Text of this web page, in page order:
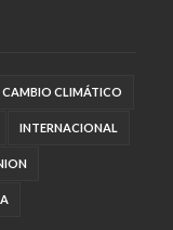
CAMBIO CLIMÁTICO
INTERNACIONAL